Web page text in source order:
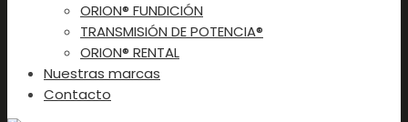
ORION® FUNDICIÓN
TRANSMISIÓN DE POTENCIA®
ORION® RENTAL
Nuestras marcas
Contacto